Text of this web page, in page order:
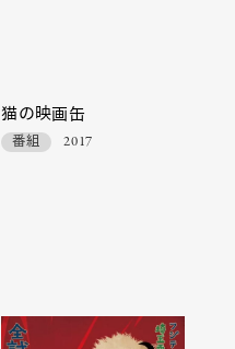
猫の映画缶
番組 2017